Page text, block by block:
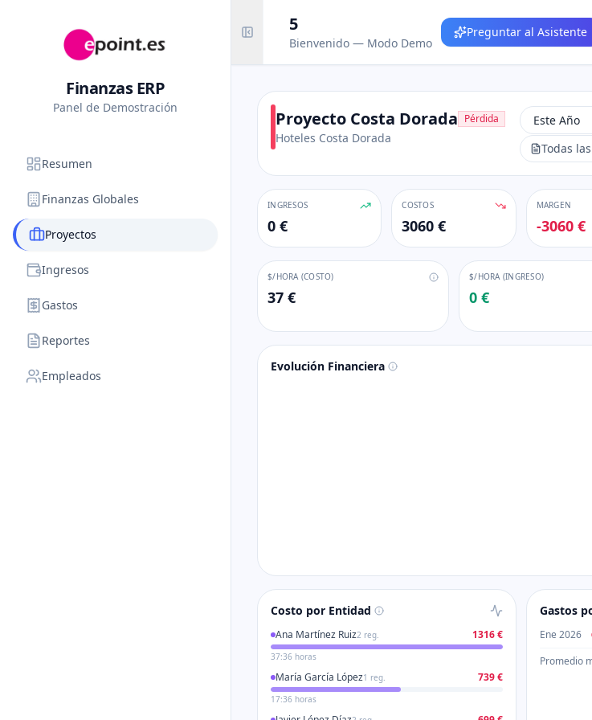
Finanzas ERP
Panel de Demostración
Resumen
Finanzas Globales
Proyectos
Ingresos
Gastos
Reportes
Empleados
5
Bienvenido — Modo Demo
Preguntar al Asistente
Proyecto Costa Dorada Pérdida
Hoteles Costa Dorada
Todas
INGRESOS
0 €
COSTOS
3060 €
MARGEN
-3060 €
$/HORA (COSTO)
37 €
$/HORA (INGRESO)
0 €
Evolución Financiera
Costo por Entidad
Ana Martínez Ruiz2 reg. 1316 €
37:36 horas
María García López1 reg. 739 €
17:36 horas
Gastos
Ene 2026
Promedio